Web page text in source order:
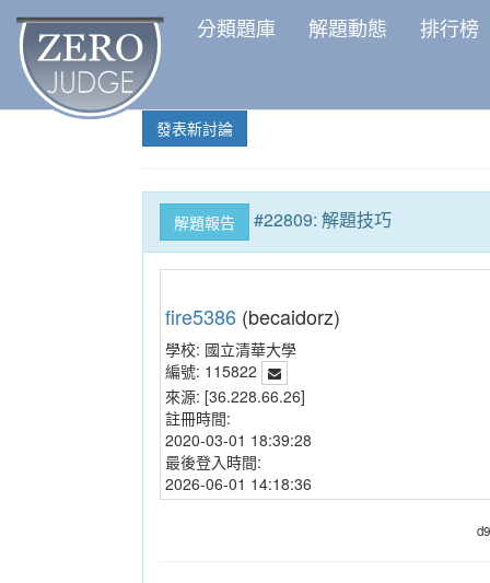
分類題庫 解題動態 排行榜
發表新討論
解題報告 #22809: 解題技巧
fire5386 (becaidorz)
學校: 國立清華大學
編號: 115822
來源: [36.228.66.26]
註冊時間:
2020-03-01 18:39:28
最後登入時間:
2026-06-01 14:18:36